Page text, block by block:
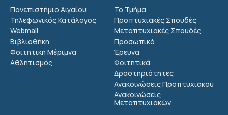
Πανεπιστήμιο Αιγαίου
Τηλεφωνικός Κατάλογος
Webmail
Βιβλιοθήκη
Φοιτητική Μέριμνα
Αθλητισμός
Το Τμήμα
Προπτυχιακές Σπουδές
Μεταπτυχιακές Σπουδές
Προσωπικό
Έρευνα
Φοιτητικά
Δραστηριότητες
Ανακοινώσεις Προπτυχιακού
Ανακοινώσεις
Μεταπτυχιακών